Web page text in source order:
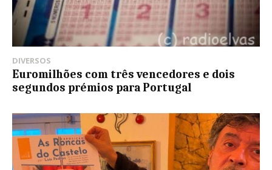
DIVERSOS
Euromilhões com três vencedores e dois
segundos prémios para Portugal